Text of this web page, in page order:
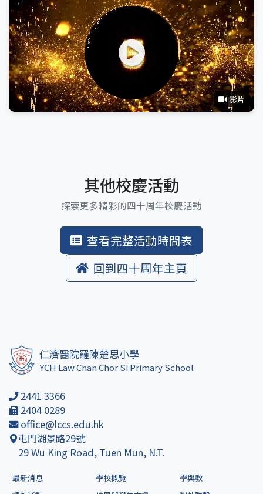
影片
其他校慶活動
探索更多精彩的四十周年校慶活動
查看完整活動時間表
回到四十周年主頁
仁濟醫院羅陳楚思小學
YCH Law Chan Chor Si Primary School
2441 3366
2404 0289
office@lccs.edu.hk
屯門湖景路29號
29 Wu King Road, Tuen Mun, N.T.
最新消息 學校概覽
學與教